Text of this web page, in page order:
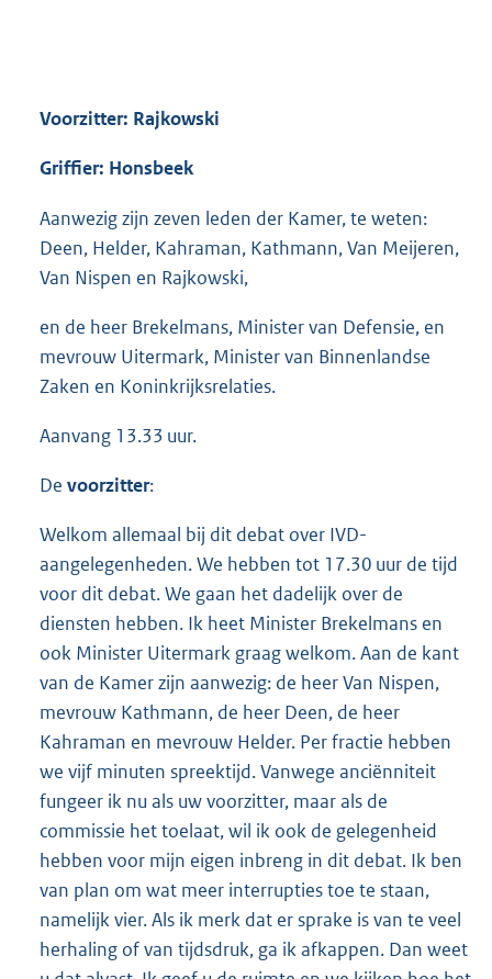
Voorzitter: Rajkowski
Griffier: Honsbeek
Aanwezig zijn zeven leden der Kamer, te weten:
Deen, Helder, Kahraman, Kathmann, Van Meijeren,
Van Nispen en Rajkowski,
en de heer Brekelmans, Minister van Defensie, en
mevrouw Uitermark, Minister van Binnenlandse
Zaken en Koninkrijksrelaties.
Aanvang 13.33 uur.
De voorzitter:
Welkom allemaal bij dit debat over IVD-
aangelegenheden. We hebben tot 17.30 uur de tijd
voor dit debat. We gaan het dadelijk over de
diensten hebben. Ik heet Minister Brekelmans en
ook Minister Uitermark graag welkom. Aan de kant
van de Kamer zijn aanwezig: de heer Van Nispen,
mevrouw Kathmann, de heer Deen, de heer
Kahraman en mevrouw Helder. Per fractie hebben
we vijf minuten spreektijd. Vanwege anciënniteit
fungeer ik nu als uw voorzitter, maar als de
commissie het toelaat, wil ik ook de gelegenheid
hebben voor mijn eigen inbreng in dit debat. Ik ben
van plan om wat meer interrupties toe te staan,
namelijk vier. Als ik merk dat er sprake is van te veel
herhaling of van tijdsdruk, ga ik afkappen. Dan weet